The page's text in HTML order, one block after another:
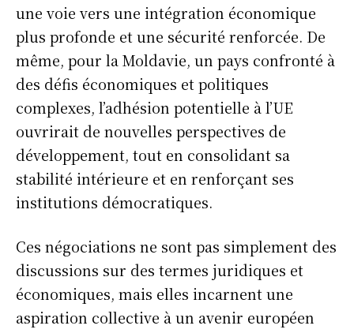
S'ABONNER
une voie vers une intégration économique
plus profonde et une sécurité renforcée. De
même, pour la Moldavie, un pays confronté à
des défis économiques et politiques
complexes, l’adhésion potentielle à l’UE
ouvrirait de nouvelles perspectives de
développement, tout en consolidant sa
stabilité intérieure et en renforçant ses
institutions démocratiques.
Ces négociations ne sont pas simplement des
discussions sur des termes juridiques et
économiques, mais elles incarnent une
aspiration collective à un avenir européen